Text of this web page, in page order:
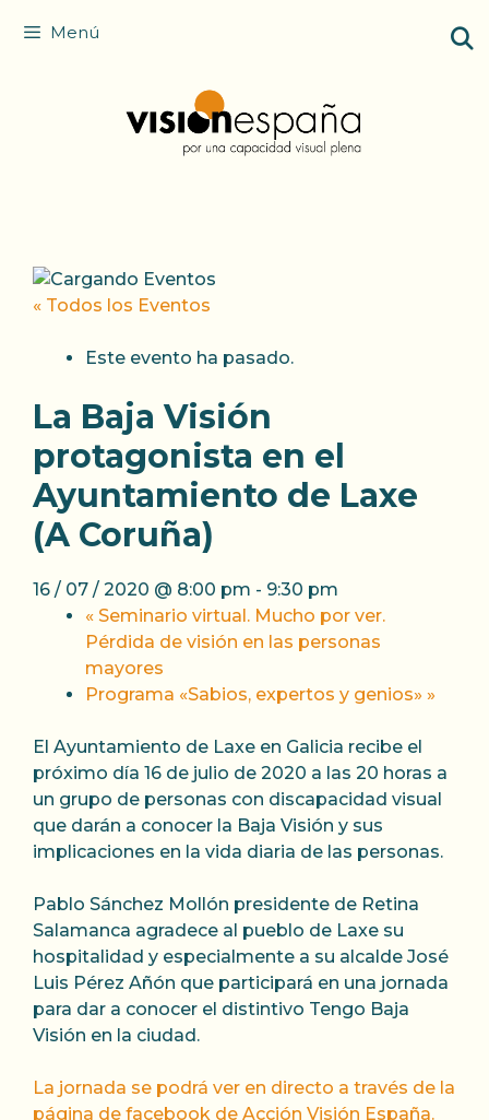
Menú
« Todos los Eventos
Este evento ha pasado.
La Baja Visión
protagonista en el
Ayuntamiento de Laxe
(A Coruña)
16 / 07 / 2020 @ 8:00 pm - 9:30 pm
« Seminario virtual. Mucho por ver.
Pérdida de visión en las personas
mayores
Programa «Sabios, expertos y genios» »
El Ayuntamiento de Laxe en Galicia recibe el
próximo día 16 de julio de 2020 a las 20 horas a
un grupo de personas con discapacidad visual
que darán a conocer la Baja Visión y sus
implicaciones en la vida diaria de las personas.
Pablo Sánchez Mollón presidente de Retina
Salamanca agradece al pueblo de Laxe su
hospitalidad y especialmente a su alcalde José
Luis Pérez Añón que participará en una jornada
para dar a conocer el distintivo Tengo Baja
Visión en la ciudad.
La jornada se podrá ver en directo a través de la
página de facebook de Acción Visión España.